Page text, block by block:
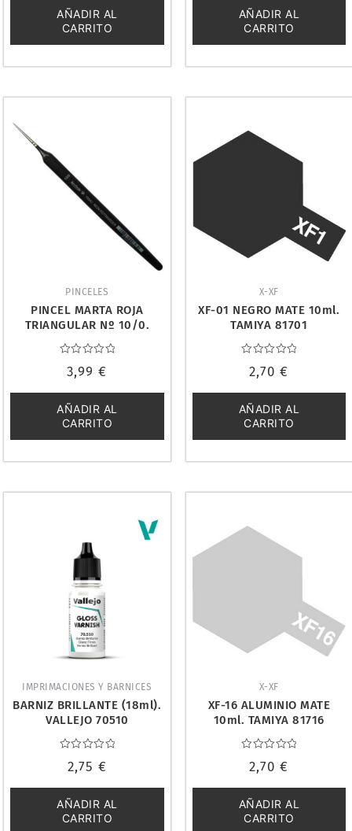
5
AÑADIR AL
CARRITO
5
AÑADIR AL
CARRITO
PINCELES
PINCEL MARTA ROJA
TRIANGULAR Nº 10/0.
DISMOER 29000
con
de
5
3,99€
AÑADIR AL
CARRITO
X-XF
XF-01 NEGRO MATE 10ml.
TAMIYA 81701
con
de
5
2,70€
AÑADIR AL
CARRITO
IMPRIMACIONES Y BARNICES
BARNIZ BRILLANTE (18ml).
VALLEJO 70510
con
de
5
2,75 €
AÑADIR AL
CARRITO
X-XF
XF-16 ALUMINIO MATE
10ml. TAMIYA 81716
con
de
5
2,70€
AÑADIR AL
CARRITO